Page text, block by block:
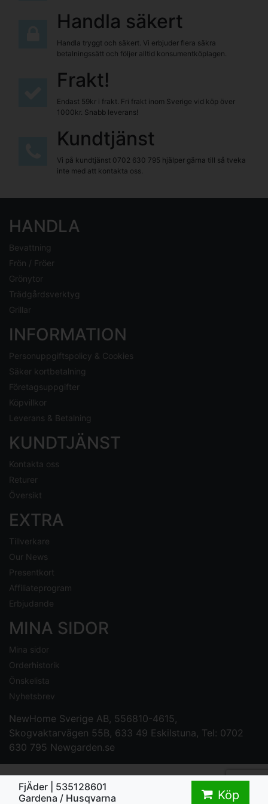
FjÄder | 535128601
Gardena / Husqvarna
Köp
Handla säkert
Handla tryggt och säkert. Vi erbjuder flera säkra
betalningssätt och följer alltid konsumentköplagen.
Frakt!
Endast 59kr i frakt. Fri frakt inom Sverige vid köp över
1000kr. Snabb leverans!
Kundtjänst
Vi på kundtjänst 0702 630 795 hjälper gärna till så tveka
inte med att kontakta oss.
HANDLA
Bevattning
Frön / Fröer
Grönytor
Trädgårdsverktyg
Grillar
INFORMATION
Personuppgiftspolicy & Cookies
Säker kortbetalning
Företagsuppgifter
Köpvillkor
Leverans & Betalning
KUNDTJÄNST
Kontakta oss
Returer
Översikt
EXTRA
Tillverkare
Our News
Presentkort
Affiliateprogram
Erbjudande
MINA SIDOR
Mina sidor
Orderhistorik
Önskelista
Nyhetsbrev
NewHome Sverige AB, 556810-4615,
Skogvaktarvägen 55B, 633 49 Eskilstuna, Tel: 0702
630 795 Newgarden.se